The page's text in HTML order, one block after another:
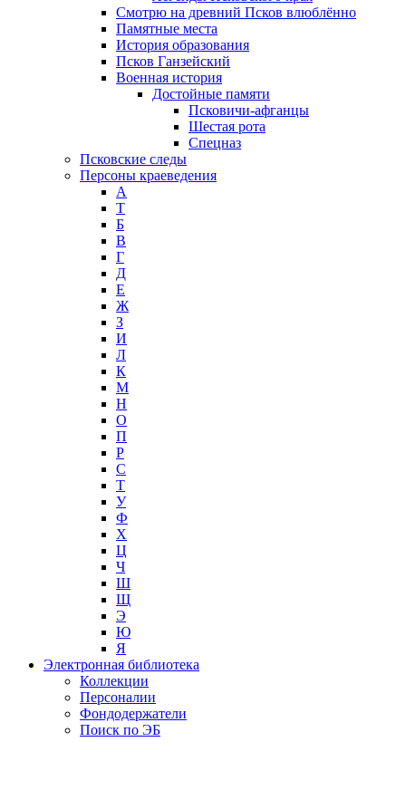
Смотрю на древний Псков влюблённо
Памятные места
История образования
Псков Ганзейский
Военная история
Достойные памяти
Псковичи-афганцы
Шестая рота
Спецназ
Псковские следы
Персоны краеведения
А
T
Б
В
Г
Д
Е
Ж
З
И
Л
К
М
Н
О
П
Р
С
Т
У
Ф
Х
Ц
Ч
Ш
Щ
Э
Ю
Я
Электронная библиотека
Коллекции
Персоналии
Фондодержатели
Поиск по ЭБ